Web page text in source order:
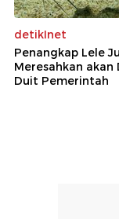
detikInet
Penangkap Lele
Meresahkan akan
Duit Pemerintah